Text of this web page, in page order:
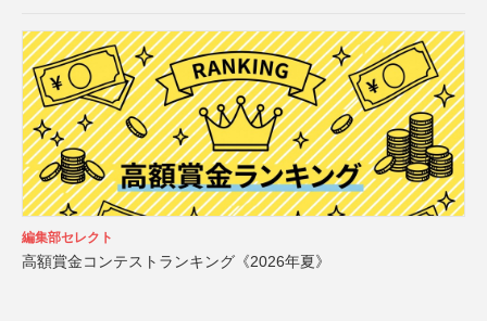
編集部セレクト
高額賞金コンテストランキング《2026年夏》